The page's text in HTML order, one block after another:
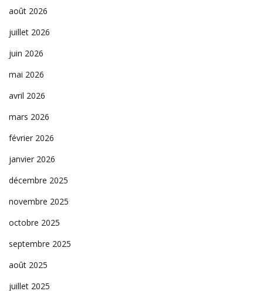
août 2026
juillet 2026
juin 2026
mai 2026
avril 2026
mars 2026
février 2026
janvier 2026
décembre 2025
novembre 2025
octobre 2025
septembre 2025
août 2025
juillet 2025